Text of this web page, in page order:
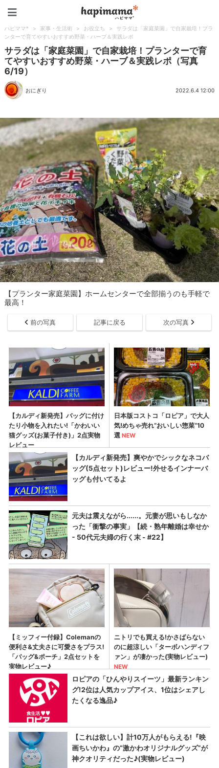
ハピママ* > 家事・生活術 > お役立ち >
サラダは「家庭菜園」で自家栽培！プラ
ンターで育てやすいおすすめ野菜・ハーブ＆実践レポ
サラダは「家庭菜園」で自家栽培！プランターで育
てやすいおすすめ野菜・ハーブ＆実践レポ（写真
6/19）
おにぎり 2022.6.4 12:00
【プランター家庭菜園】ホームセンターで全部揃うのも手軽で
最高！
前の写真 記事に戻る 次の写真